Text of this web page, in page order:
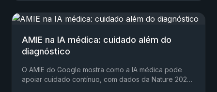
AMIE na IA médica: cuidado além do
diagnóstico
O AMIE do Google mostra como a IA médica pode
apoiar cuidado contínuo, com dados da Nature 2026,